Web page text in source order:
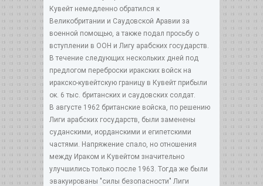
Кувейт немедленно обратился к
Великобритании и Саудовской Аравии за
военной помощью, а также подал просьбу о
вступлении в ООН и Лигу арабских государств.
В течение следующих нескольких дней под
предлогом переброски иракских войск на
иракско-кувейтскую границу в Кувейт прибыли
ок. 6 тыс. британских и саудовских солдат.
В августе 1962 британские войска, по решению
Лиги арабских государств, были заменены
суданскими, иорданскими и египетскими
частями. Напряжение спало, но отношения
между Ираком и Кувейтом значительно
улучшились только после 1963. Тогда же были
эвакуированы "силы безопасности" Лиги